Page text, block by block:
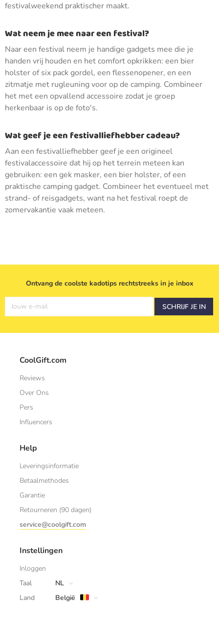
festivalweekend praktischer maakt.
Wat neem je mee naar een festival?
Naar een festival neem je handige gadgets mee die je
handen vrij houden en het comfort opkrikken: een bier
holster of six pack gordel, een flessenopener, en een
zitmatje met rugleuning voor op de camping. Combineer
het met een opvallend accessoire zodat je groep
herkenbaar is op de foto's.
Wat geef je een festivalliefhebber cadeau?
Aan een festivalliefhebber geef je een origineel
festivalaccessoire dat hij op het terrein meteen kan
gebruiken: een gek masker, een bier holster, of een
praktische camping gadget. Combineer het eventueel met
strand- of reisgadgets, want na het festival roept de
zomervakantie vaak meteen.
Ontvang de coolste kadotips rechtstreeks in je inbox
Jouw e-mail SCHRIJF JE IN
CoolGift.com
Reviews
Over Ons
Pers
Influencers
Help
Leveringsinformatie
Betaalmethodes
Garantie
Retourneren (90 dagen)
service@coolgift.com
Instellingen
Inloggen
Taal
NL
Land
België